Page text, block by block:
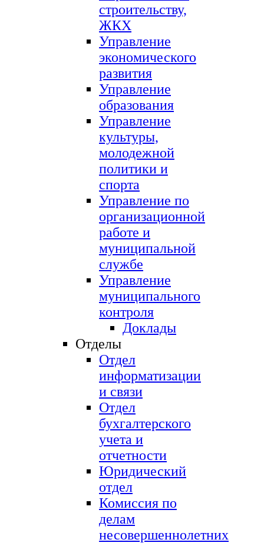
строительству,
ЖКХ
Управление
экономического
развития
Управление
образования
Управление
культуры,
молодежной
политики и
спорта
Управление по
организационной
работе и
муниципальной
службе
Управление
муниципального
контроля
Доклады
Отделы
Отдел
информатизации
и связи
Отдел
бухгалтерского
учета и
отчетности
Юридический
отдел
Комиссия по
делам
несовершеннолетних